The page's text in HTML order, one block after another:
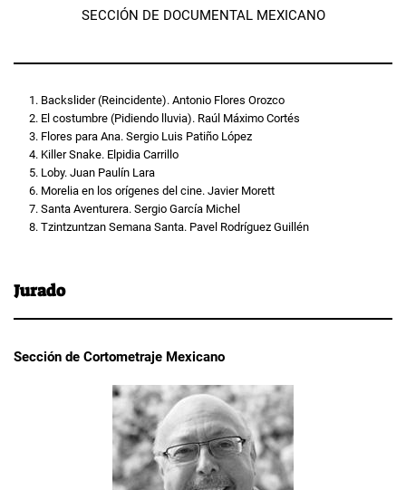
SECCIÓN DE DOCUMENTAL MEXICANO
Backslider (Reincidente). Antonio Flores Orozco
El costumbre (Pidiendo lluvia). Raúl Máximo Cortés
Flores para Ana. Sergio Luis Patiño López
Killer Snake. Elpidia Carrillo
Loby. Juan Paulín Lara
Morelia en los orígenes del cine. Javier Morett
Santa Aventurera. Sergio García Michel
Tzintzuntzan Semana Santa. Pavel Rodríguez Guillén
Jurado
Sección de Cortometraje Mexicano